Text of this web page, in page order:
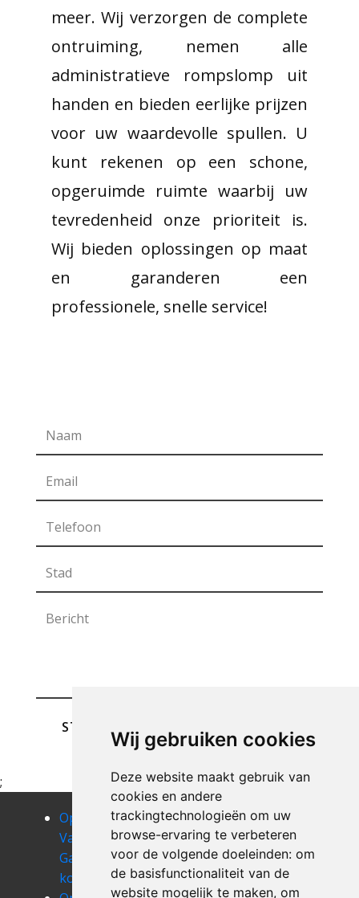
Wij gebruiken cookies
Deze website maakt gebruik van
cookies en andere
trackingtechnologieën om uw
browse-ervaring te verbeteren
voor de volgende doeleinden: om
de basisfunctionaliteit van de
website mogelijk te maken, om
meer. Wij verzorgen de complete
ontruiming, nemen alle
administratieve rompslomp uit
handen en bieden eerlijke prijzen
voor uw waardevolle spullen. U
kunt rekenen op een schone,
opgeruimde ruimte waarbij uw
tevredenheid onze prioriteit is.
Wij bieden oplossingen op maat
en garanderen een
professionele, snelle service!
STUREN
;
Opruimen
Van Uw
Garage
korbeek-dijle
Opruimen
Van Uw
Garage
korbeek-lo
Opruimen
Van Uw
Garage
kortenaken